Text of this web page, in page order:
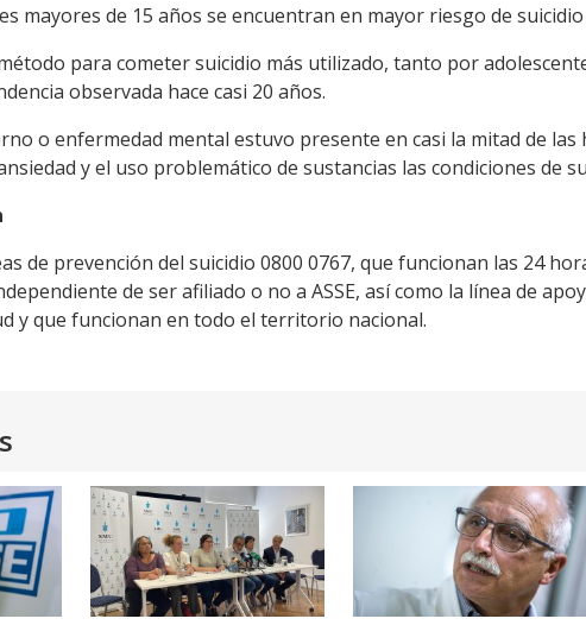
mayores de 15 años se encuentran en mayor riesgo de
para cometer suicidio más utilizado, tanto por
observada hace casi 20 años.
o enfermedad mental estuvo presente en casi la mitad de las
y el uso problemático de sustancias las condiciones de
de prevención del suicidio 0800 0767, que funcionan las 24
de ser afiliado o no a ASSE, así como la línea de
y que funcionan en todo el territorio nacional.